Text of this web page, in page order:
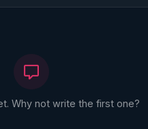
Why not write the first one?